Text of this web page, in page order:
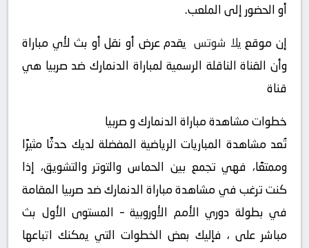
أو الحضور إلى الملعب.
إن موقع يلا شوتسيقدم عرض أو نقل أو بث لأي مباراة
وأن القناة الناقلة الرسمية لمباراة الدنمارك ضد صربيا هي
قناة
خطوات مشاهدة مباراة الدنمارك و صربيا
تُعد مشاهدة المباريات الرياضية المفضلة لديك حدثًا مثيرًا
وممتعًا، فهي تجمع بين الحماس والتوتر والتشويق، إذا
كنت ترغب في مشاهدة مباراة الدنمارك ضد صربيا المقامة
في بطولة دوري الأمم الأوروبية – المستوى الأول بث
مباشر على ، فإليك بعض الخطوات التي يمكنك اتباعها